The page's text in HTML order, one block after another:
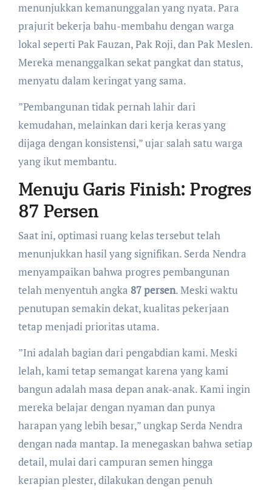
menunjukkan kemanunggalan yang nyata. Para
prajurit bekerja bahu-membahu dengan warga
lokal seperti Pak Fauzan, Pak Roji, dan Pak Meslen.
Mereka menanggalkan sekat pangkat dan status,
menyatu dalam keringat yang sama.
​”Pembangunan tidak pernah lahir dari
kemudahan, melainkan dari kerja keras yang
dijaga dengan konsistensi,” ujar salah satu warga
yang ikut membantu.
Menuju Garis Finish: Progres
87 Persen
​Saat ini, optimasi ruang kelas tersebut telah
menunjukkan hasil yang signifikan. Serda Nendra
menyampaikan bahwa progres pembangunan
telah menyentuh angka 87 persen. Meski waktu
penutupan semakin dekat, kualitas pekerjaan
tetap menjadi prioritas utama.
​”Ini adalah bagian dari pengabdian kami. Meski
lelah, kami tetap semangat karena yang kami
bangun adalah masa depan anak-anak. Kami ingin
mereka belajar dengan nyaman dan punya
harapan yang lebih besar,” ungkap Serda Nendra
dengan nada mantap. Ia menegaskan bahwa setiap
detail, mulai dari campuran semen hingga
kerapian plester, dilakukan dengan penuh